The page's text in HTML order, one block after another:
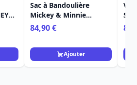
Sac à Bandoulière
Mickey & Minnie
fantômes
phosphorescent -
84,90 €
Ajouter